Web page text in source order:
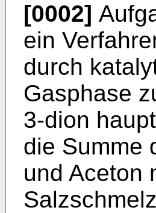
[0002]
ein
durch
Gasphase
3-dion
die Summe
und Aceton